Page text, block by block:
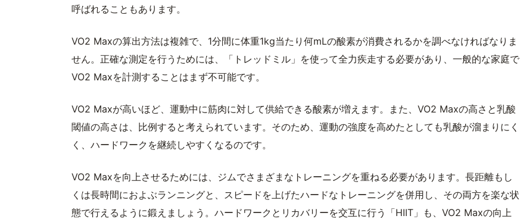
呼ばれることもあります。
VO2 Maxの算出方法は複雑で、1分間に体重1kg当たり何mLの酸素が消費されるかを調べなければなりま
せん。正確な測定を行うためには、「トレッドミル」を使って全力疾走する必要があり、一般的な家庭で
VO2 Maxを計測することはまず不可能です。
VO2 Maxが高いほど、運動中に筋肉に対して供給できる酸素が増えます。また、VO2 Maxの高さと乳酸
閾値の高さは、比例すると考えられています。そのため、運動の強度を高めたとしても乳酸が溜まりにく
く、ハードワークを継続しやすくなるのです。
VO2 Maxを向上させるためには、ジムでさまざまなトレーニングを重ねる必要があります。長距離もし
くは長時間におよぶランニングと、スピードを上げたハードなトレーニングを併用し、その両方を楽な状
態で行えるように鍛えましょう。ハードワークとリカバリーを交互に行う「HIIT」も、VO2 Maxの向上